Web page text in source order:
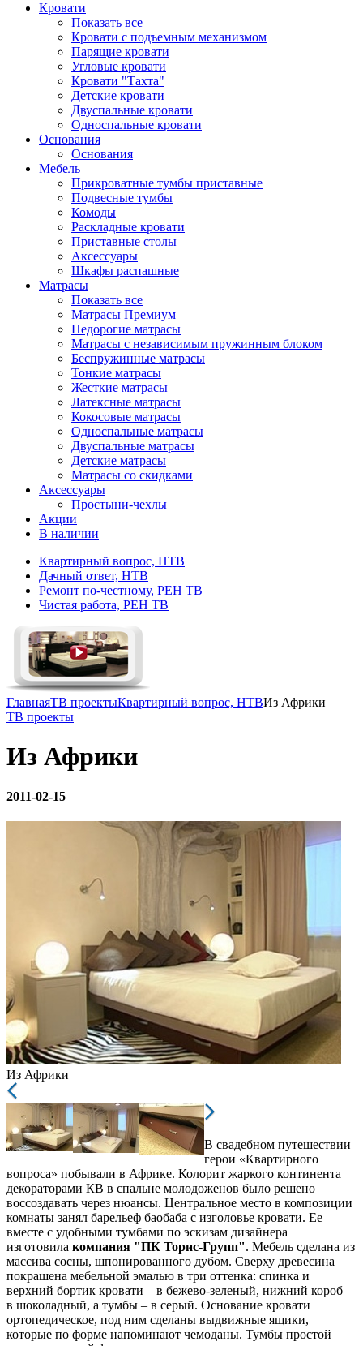
Кровати
Показать все
Кровати с подъемным механизмом
Парящие кровати
Угловые кровати
Кровати "Тахта"
Детские кровати
Двуспальные кровати
Односпальные кровати
Основания
Основания
Мебель
Прикроватные тумбы приставные
Подвесные тумбы
Комоды
Раскладные кровати
Приставные столы
Аксессуары
Шкафы распашные
Матрасы
Показать все
Матрасы Премиум
Недорогие матрасы
Матрасы с независимым пружинным блоком
Беспружинные матрасы
Тонкие матрасы
Жесткие матрасы
Латексные матрасы
Кокосовые матрасы
Односпальные матрасы
Двуспальные матрасы
Детские матрасы
Матрасы со скидками
Аксессуары
Простыни-чехлы
Акции
В наличии
Квартирный вопрос, НТВ
Дачный ответ, НТВ
Ремонт по-честному, РЕН ТВ
Чистая работа, РЕН ТВ
ГлавнаяТВ проектыКвартирный вопрос, НТВИз Африки
ТВ проекты
Из Африки
2011-02-15
Из Африки
В свадебном путешествии
герои «Квартирного
вопроса» побывали в Африке. Колорит жаркого континента
декораторами КВ в спальне молодоженов было решено
воссоздавать через нюансы. Центральное место в композиции
комнаты занял барельеф баобаба с изголовье кровати. Ее
вместе с удобными тумбами по эскизам дизайнера
изготовила компания "ПК Торис-Групп". Мебель сделана из
массива сосны, шпонированного дубом. Сверху древесина
покрашена мебельной эмалью в три оттенка: спинка и
верхний бортик кровати – в бежево-зеленый, нижний короб –
в шоколадный, а тумбы – в серый. Основание кровати
ортопедическое, под ним сделаны выдвижные ящики,
которые по форме напоминают чемоданы. Тумбы простой